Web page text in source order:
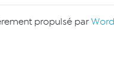
propulsé par